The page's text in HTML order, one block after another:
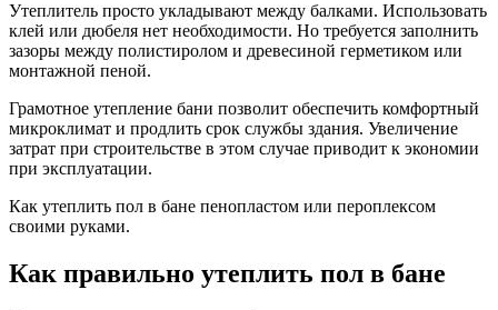
Утеплитель просто укладывают между балками. Использовать
клей или дюбеля нет необходимости. Но требуется заполнить
зазоры между полистиролом и древесиной герметиком или
монтажной пеной.
Грамотное утепление бани позволит обеспечить комфортный
микроклимат и продлить срок службы здания. Увеличение
затрат при строительстве в этом случае приводит к экономии
при эксплуатации.
Как утеплить пол в бане пенопластом или пероплексом
своими руками.
Как правильно утеплить пол в бане